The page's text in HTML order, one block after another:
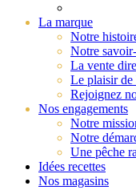
La marque
Notre
Notre
La vente
Le plaisir de
Rejoignez
Nos engagements
Notre
Notre
Une pêche
Idées recettes
Nos magasins